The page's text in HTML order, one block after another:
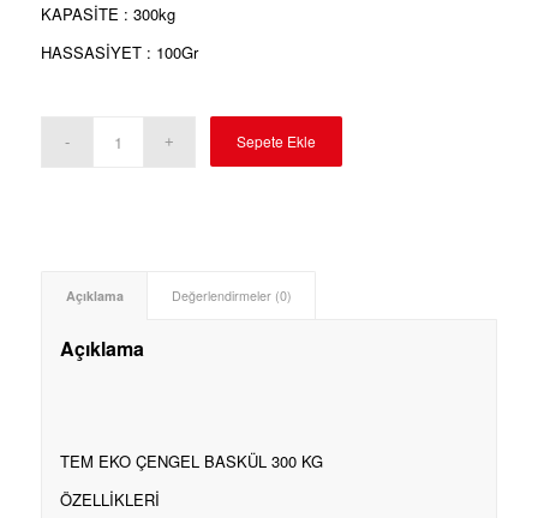
KAPASİTE : 300kg
HASSASİYET : 100Gr
Sepete Ekle
Açıklama Değerlendirmeler (0)
Açıklama
TEM EKO ÇENGEL BASKÜL 300 KG
ÖZELLİKLERİ